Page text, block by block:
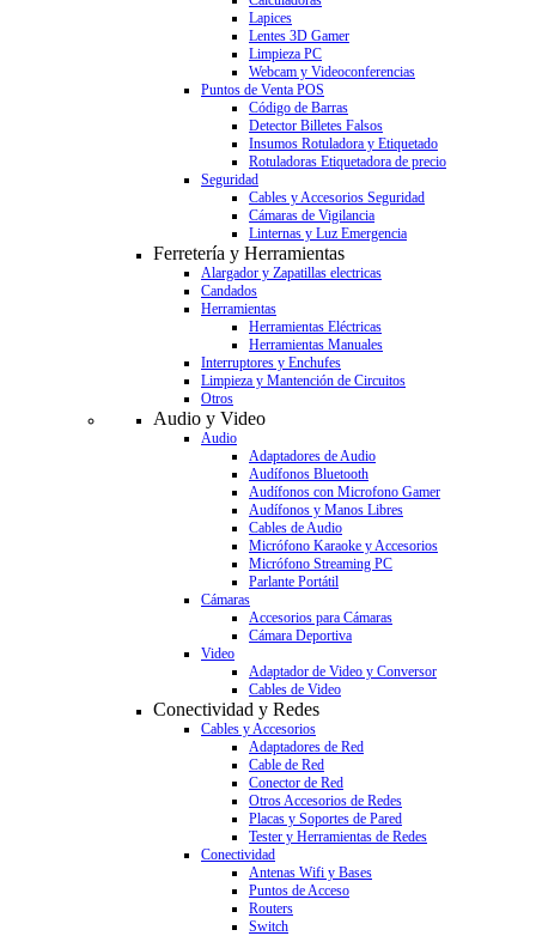
Lapices
Lentes 3D Gamer
Limpieza PC
Webcam y Videoconferencias
Puntos de Venta POS
Código de Barras
Detector Billetes Falsos
Insumos Rotuladora y Etiquetado
Rotuladoras Etiquetadora de precio
Seguridad
Cables y Accesorios Seguridad
Cámaras de Vigilancia
Linternas y Luz Emergencia
Ferretería y Herramientas
Alargador y Zapatillas electricas
Candados
Herramientas
Herramientas Eléctricas
Herramientas Manuales
Interruptores y Enchufes
Limpieza y Mantención de Circuitos
Otros
Audio y Video
Audio
Adaptadores de Audio
Audífonos Bluetooth
Audífonos con Microfono Gamer
Audífonos y Manos Libres
Cables de Audio
Micrófono Karaoke y Accesorios
Micrófono Streaming PC
Parlante Portátil
Cámaras
Accesorios para Cámaras
Cámara Deportiva
Video
Adaptador de Video y Conversor
Cables de Video
Conectividad y Redes
Cables y Accesorios
Adaptadores de Red
Cable de Red
Conector de Red
Otros Accesorios de Redes
Placas y Soportes de Pared
Tester y Herramientas de Redes
Conectividad
Antenas Wifi y Bases
Puntos de Acceso
Routers
Switch